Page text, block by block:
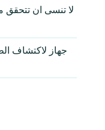
لا تنسى ان تتحقق
جهاز لاكتشاف